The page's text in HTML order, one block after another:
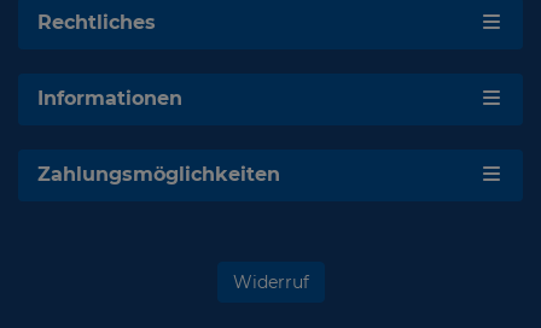
Rechtliches
Informationen
Zahlungsmöglichkeiten
Widerruf